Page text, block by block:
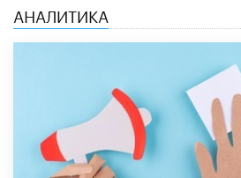
АНАЛИТИКА